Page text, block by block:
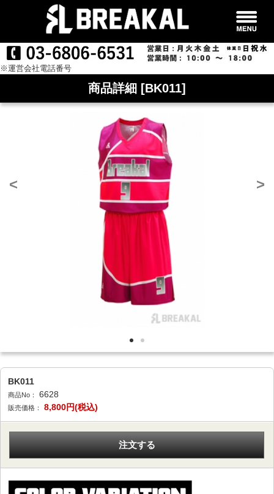
※運営会社電話番号
商品詳細 [BK011]
< >
BK011
商品No： 6628
販売価格： 8,800円(税込)
注文する